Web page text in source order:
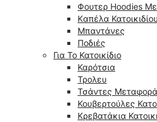
Φουτερ Hoodies Με
Kαπέλα Κατοικιδίου
Μπαντάνες
Ποδιές
Για Το Κατοικίδιο
Καρότσια
Τρολευ
Τσάντες
Κουβερτούλες
Κρεβατάκια